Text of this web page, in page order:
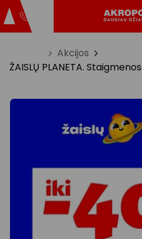
Akcijos
ŽAISLŲ PLANETA.